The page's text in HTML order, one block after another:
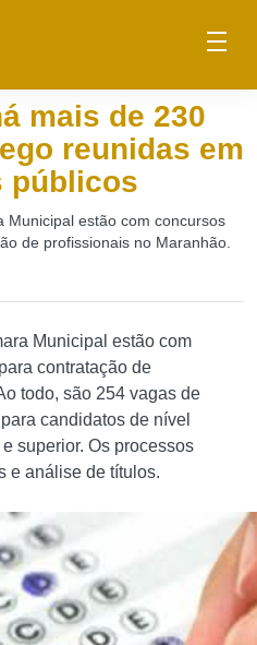
mais de 230
reunidas em
públicos
Municipal estão com concursos
de profissionais no Maranhão.
Municipal estão com
contratação de
todo, são 254 vagas de
candidatos de nível
superior. Os processos
e análise de títulos.